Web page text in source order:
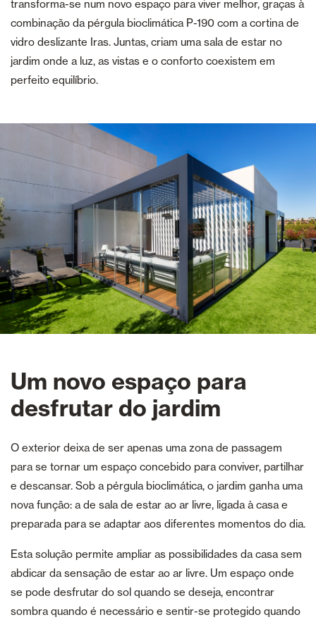
transforma-se num novo espaço para viver melhor, graças à
combinação da pérgula bioclimática P-190 com a cortina de
vidro deslizante Iras. Juntas, criam uma sala de estar no
jardim onde a luz, as vistas e o conforto coexistem em
perfeito equilíbrio.
Um novo espaço para
desfrutar do jardim
O exterior deixa de ser apenas uma zona de passagem
para se tornar um espaço concebido para conviver, partilhar
e descansar. Sob a pérgula bioclimática, o jardim ganha uma
nova função: a de sala de estar ao ar livre, ligada à casa e
preparada para se adaptar aos diferentes momentos do dia.
Esta solução permite ampliar as possibilidades da casa sem
abdicar da sensação de estar ao ar livre. Um espaço onde
se pode desfrutar do sol quando se deseja, encontrar
sombra quando é necessário e sentir-se protegido quando